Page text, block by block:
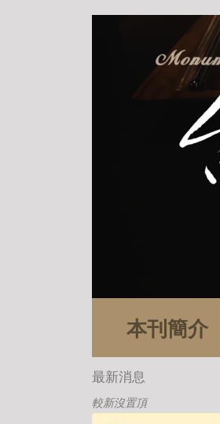
本刊簡介
最新消息
較新沒置頂